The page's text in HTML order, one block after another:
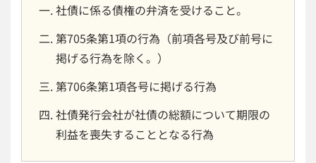
社債に係る債権の弁済を受けること。
第705条第1項の行為（前項各号及び前号に
掲げる行為を除く。）
第706条第1項各号に掲げる行為
社債発行会社が社債の総額について期限の
利益を喪失することとなる行為